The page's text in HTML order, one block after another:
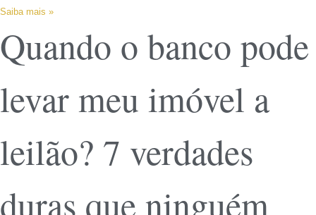
Saiba mais »
Quando o banco pode
levar meu imóvel a
leilão? 7 verdades
duras que ninguém